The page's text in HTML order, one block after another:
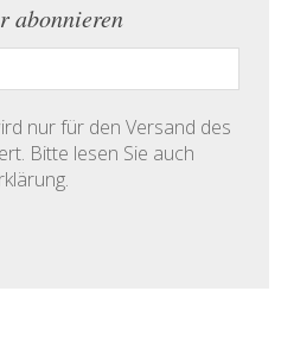
abonnieren
nur für den Versand des
Bitte lesen Sie auch